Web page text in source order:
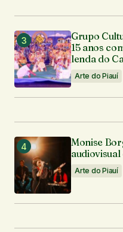
Grupo
15 anos
lenda do
Arte do Piauí
Monise
Arte do Piauí